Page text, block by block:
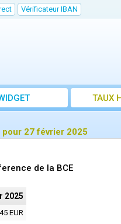
Vérificateur IBAN
TAUX
27 février 2025
de la BCE
2025
EUR